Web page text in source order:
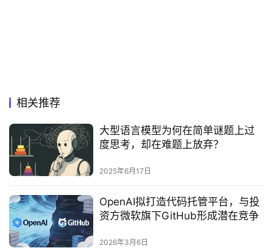
相关推荐
大型语言模型为何在简单谜题上过
度思考，却在难题上放弃？‌
2025年6月17日
OpenAI拟打造代码托管平台，与投
资方微软旗下GitHub形成潜在竞争
2026年3月6日